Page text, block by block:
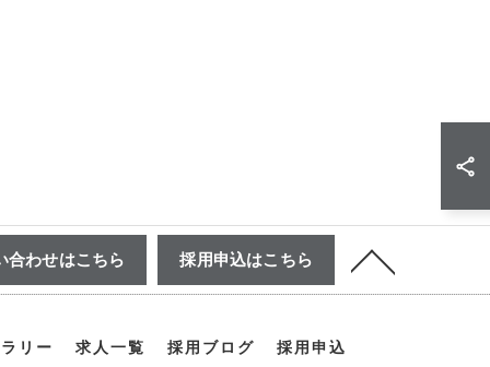
合わせはこちら 採用申込はこちら
リー 求人一覧 採用ブログ
採用申込